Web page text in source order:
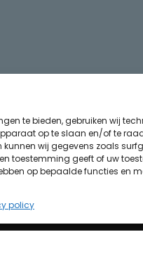
te bieden, gebruiken wij
op te slaan en/of te
wij gegevens zoals
toestemming geeft of uw
op bepaalde functies en
policy